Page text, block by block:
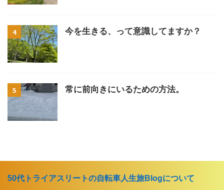
4 今を生きる、って意識してますか？
5 常に前向きにいるための方法。
50代トライアスリートの自転車人生旅Blogについて